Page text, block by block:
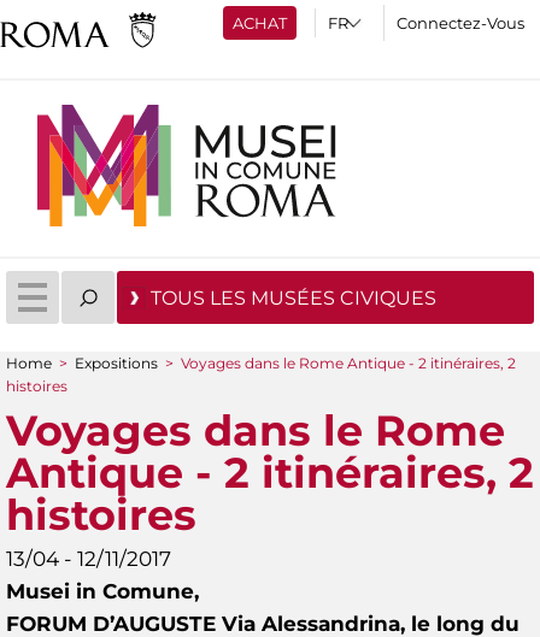
ACHAT Connectez-Vous
TOUS LES MUSÉES CIVIQUES
You are here
Home > Expositions > Voyages dans le Rome Antique - 2 itinéraires, 2
histoires
Voyages dans le Rome
Antique - 2 itinéraires, 2
histoires
13/04 - 12/11/2017
Musei in Comune,
FORUM D’AUGUSTE Via Alessandrina, le long du